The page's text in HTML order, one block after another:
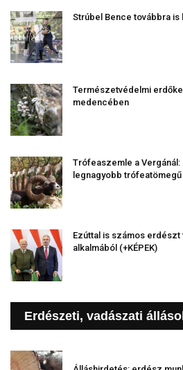
Strúbel Bence továbbra
Természetvédelmi
medencében
Trófeaszemle a
legnagyobb
Ezúttal is számos
alkalmából (+KÉPEK)
Erdészeti, vadászati